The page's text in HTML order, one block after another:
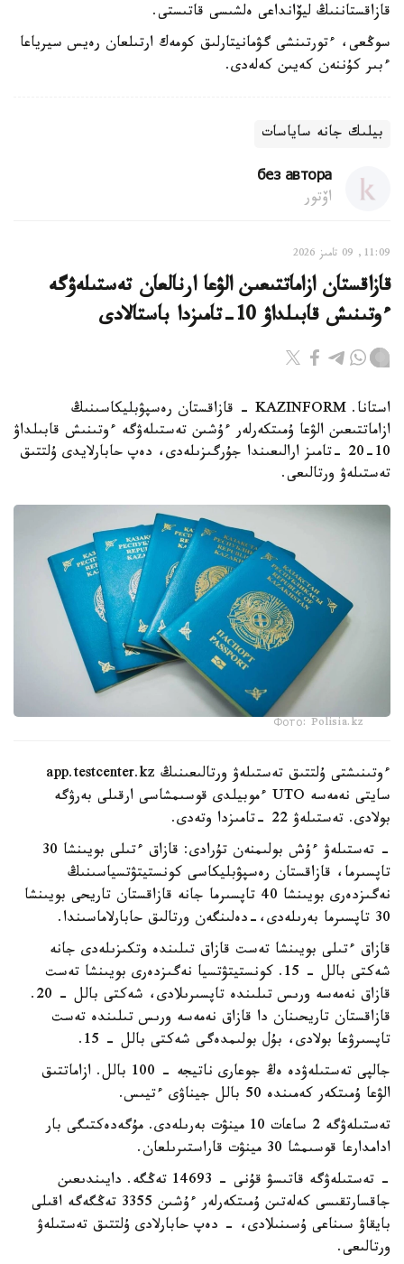
قازاقستاننىڭ ليۆانداعى ەلشىسى قاتىستى.
سوڭعى، ءتورتىنشى گۋمانيتارلىق كومەك ارتىلعان رەيس سيرياعا
ءبىر كۇننەن كەيىن كەلەدى.
بيلىك جانە ساياسات
без автора
اۆتور
11:09, 09 تامىز 2026
قازاقستان ازاماتتىعىن الۋعا ارنالعان تەستىلەۋگە
ءوتىنىش قابىلداۋ 10-تامىزدا باستالادى
استانا. KAZINFORM - قازاقستان رەسپۋبليكاسىنىڭ
ازاماتتىعىن الۋعا ۇمىتكەرلەر ءۇشىن تەستىلەۋگە ءوتىنىش قابىلداۋ
10-20 -تامىز ارالىعىندا جۇرگىزىلەدى، دەپ حابارلايدى ۇلتتىق
تەستىلەۋ ورتالىعى.
Фото: Polisia.kz
ءوتىنىشتى ۇلتتىق تەستىلەۋ ورتالىعىنىڭ app.testcenter.kz
سايتى نەمەسە UTO ءموبيلدى قوسىمشاسى ارقىلى بەرۋگە
بولادى. تەستىلەۋ 22 -تامىزدا وتەدى.
- تەستىلەۋ ءۇش بولىمنەن تۇرادى: قازاق ءتىلى بويىنشا 30
تاپسىرما، قازاقستان رەسپۋبليكاسى كونستيتۋتسياسىنىڭ
نەگىزدەرى بويىنشا 40 تاپسىرما جانە قازاقستان تاريحى بويىنشا
30 تاپسىرما بەرىلەدى،-دەلىنگەن ورتالىق حابارلاماسىندا.
قازاق ءتىلى بويىنشا تەست قازاق تىلىندە وتكىزىلەدى جانە
شەكتى بالل - 15. كونستيتۋتسيا نەگىزدەرى بويىنشا تەست
قازاق نەمەسە ورىس تىلىندە تاپسىرىلادى، شەكتى بالل - 20.
قازاقستان تاريحىنان دا قازاق نەمەسە ورىس تىلىندە تەست
تاپسىرۋعا بولادى، بۇل بولىمدەگى شەكتى بالل - 15.
جالپى تەستىلەۋدە ەڭ جوعارى ناتيجە - 100 بالل. ازاماتتىق
الۋعا ۇمىتكەر كەمىندە 50 بالل جيناۋى ءتيىس.
تەستىلەۋگە 2 ساعات 10 مينۋت بەرىلەدى. مۇگەدەكتىگى بار
ادامدارعا قوسىمشا 30 مينۋت قاراستىرىلعان.
- تەستىلەۋگە قاتىسۋ قۇنى - 14693 تەڭگە. دايىندىعىن
جاقسارتقىسى كەلەتىن ۇمىتكەرلەر ءۇشىن 3355 تەڭگەگە اقىلى
بايقاۋ سىناعى ۇسىنىلادى، - دەپ حابارلادى ۇلتتىق تەستىلەۋ
ورتالىعى.